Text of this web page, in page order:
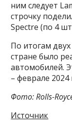
ним следует
строчку
Spectre (по 4
По итогам
стране было
автомобилей.
– феврале 2024
Фото: Rolls-
Источник